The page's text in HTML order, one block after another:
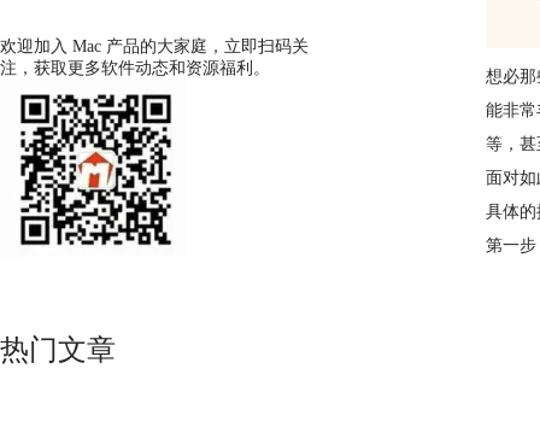
欢迎加入 Mac 产品的大家庭，立即扫码关
注，获取更多软件动态和资源福利。
热门文章
想必那
能非
等，
面对
具体
第一步